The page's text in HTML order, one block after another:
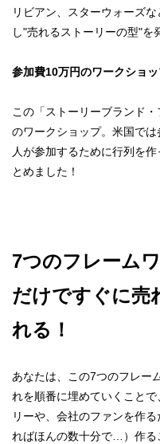
リビアン、スターウォーズ
し"売れるストーリーの型"を
参加費10万円のワークショ
この「ストーリーブランド
のワークショップ。米国で
人が参加するために行列を
とめました！
7つのフレーム
だけですぐに売
れる！
あなたは、この7つのフレー
れを順番に埋めていくこと
リーや、会社のファンを作
ればほんの数十分で…）作る